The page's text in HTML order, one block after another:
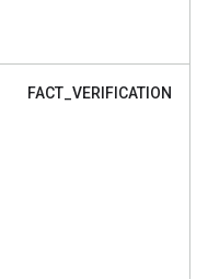
FACT_VERIFICATION